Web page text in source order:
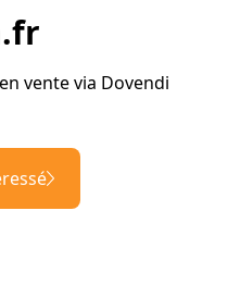
vente via Dovendi